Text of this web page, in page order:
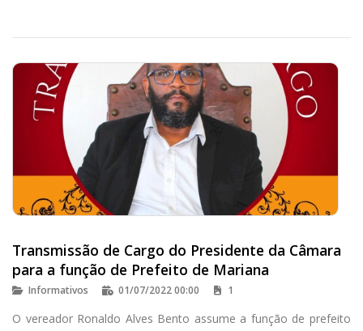
Transmissão de Cargo do Presidente da Câmara
para a função de Prefeito de Mariana
Informativos 01/07/2022 00:00 1
O vereador Ronaldo Alves Bento assume a função de prefeito